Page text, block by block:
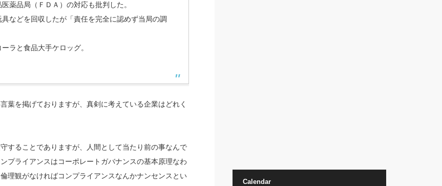
薬品局（ＦＤＡ）の対応も批判した。
などを回収したが「責任を完全に認めず当局の調
ラと食品大手ケロッグ。
葉を掲げておりますが、真剣に考えている企業はどれく
することでありますが、人間として当たり前の事なんで
プライアンスはコーポレートガバナンスの基本原理なわ
理観がなければコンプライアンスなんかナンセンスとい
Calendar